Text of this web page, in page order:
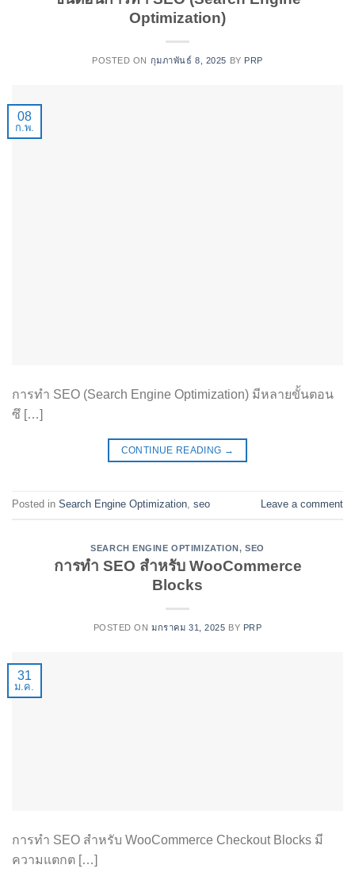
Optimization)
POSTED ON กุมภาพันธ์ 8, 2025 BY PRP
08
ก.พ.
การทำ SEO (Search Engine Optimization) มีหลายขั้นตอน
ซึ […]
CONTINUE READING →
Posted in Search Engine Optimization seo Leave a comment
SEARCH ENGINE OPTIMIZATION, SEO
การทำ SEO สำหรับ WooCommerce
Blocks
POSTED ONมกราคม 31, 2025 BY PRP
31
ม.ค.
การทำ SEO สำหรับ WooCommerce Checkout Blocks มี
ความแตกต […]